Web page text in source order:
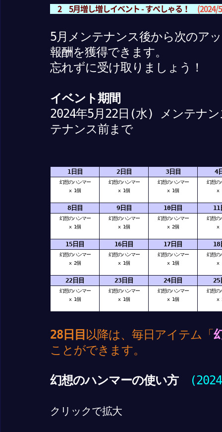
2 5月増し増しイベント - すぺしゃる！ (2024/
5月メンテナンス後から次のア
報酬を獲得できます。
忘れずに受け取りましょう！
イベント期間
2024年5月22日(水) メンテナ
テナンス前まで
1日目 2日目 3日目 4
幻想のハンマー
x 1個
幻想のハンマー
x 1個
幻想のハンマー
x 1個
幻想の
x
8日目 9日目 10日目 11
幻想のハンマー
x 1個
幻想のハンマー
x 1個
幻想のハンマー
x 2個
幻想の
x
15日目 16日目 17日目 18
幻想のハンマー
x 2個
幻想のハンマー
x 1個
幻想のハンマー
x 1個
幻想の
x
22日目 23日目 24日目 25
幻想のハンマー
x 1個
幻想のハンマー
x 1個
幻想のハンマー
x 1個
幻想の
x
28日目 以降は、毎日アイテム「
ことができます。
幻想のハンマーの使い方
クリックで拡大